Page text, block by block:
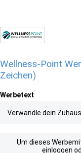
Wellness-Point
Zeichen)
Werbetext
Verwandle dein
Um dieses
einloggen